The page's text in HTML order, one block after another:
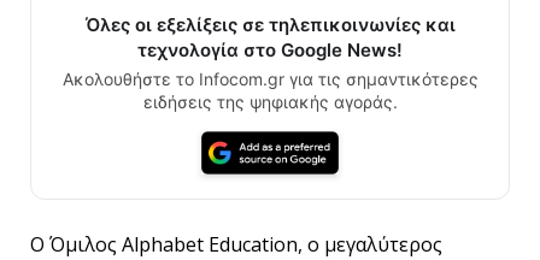
Όλες οι εξελίξεις σε τηλεπικοινωνίες και
τεχνολογία στο Google News!
Ακολουθήστε το Infocom.gr για τις σημαντικότερες
ειδήσεις της ψηφιακής αγοράς.
Ο Όμιλος Alphabet Education, ο μεγαλύτερος